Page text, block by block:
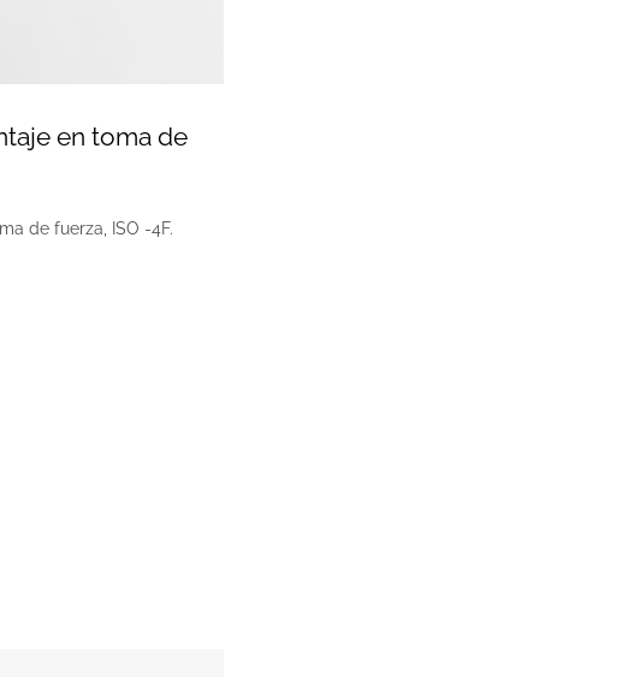
en toma de
de fuerza, ISO -4F.